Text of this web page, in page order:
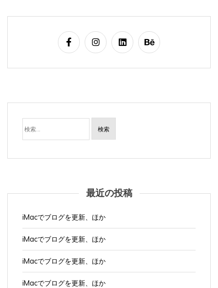
検
索:
最近の投稿
iMacでブログを更新、ほか
iMacでブログを更新、ほか
iMacでブログを更新、ほか
iMacでブログを更新、ほか